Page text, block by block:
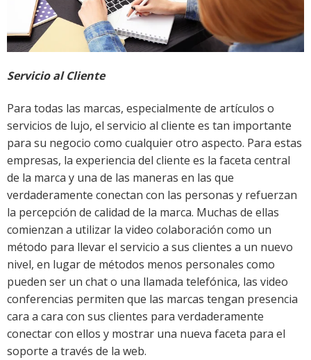
Servicio al Cliente
Para todas las marcas, especialmente de artículos o
servicios de lujo, el servicio al cliente es tan importante
para su negocio como cualquier otro aspecto. Para estas
empresas, la experiencia del cliente es la faceta central
de la marca y una de las maneras en las que
verdaderamente conectan con las personas y refuerzan
la percepción de calidad de la marca. Muchas de ellas
comienzan a utilizar la video colaboración como un
método para llevar el servicio a sus clientes a un nuevo
nivel, en lugar de métodos menos personales como
pueden ser un chat o una llamada telefónica, las video
conferencias permiten que las marcas tengan presencia
cara a cara con sus clientes para verdaderamente
conectar con ellos y mostrar una nueva faceta para el
soporte a través de la web.